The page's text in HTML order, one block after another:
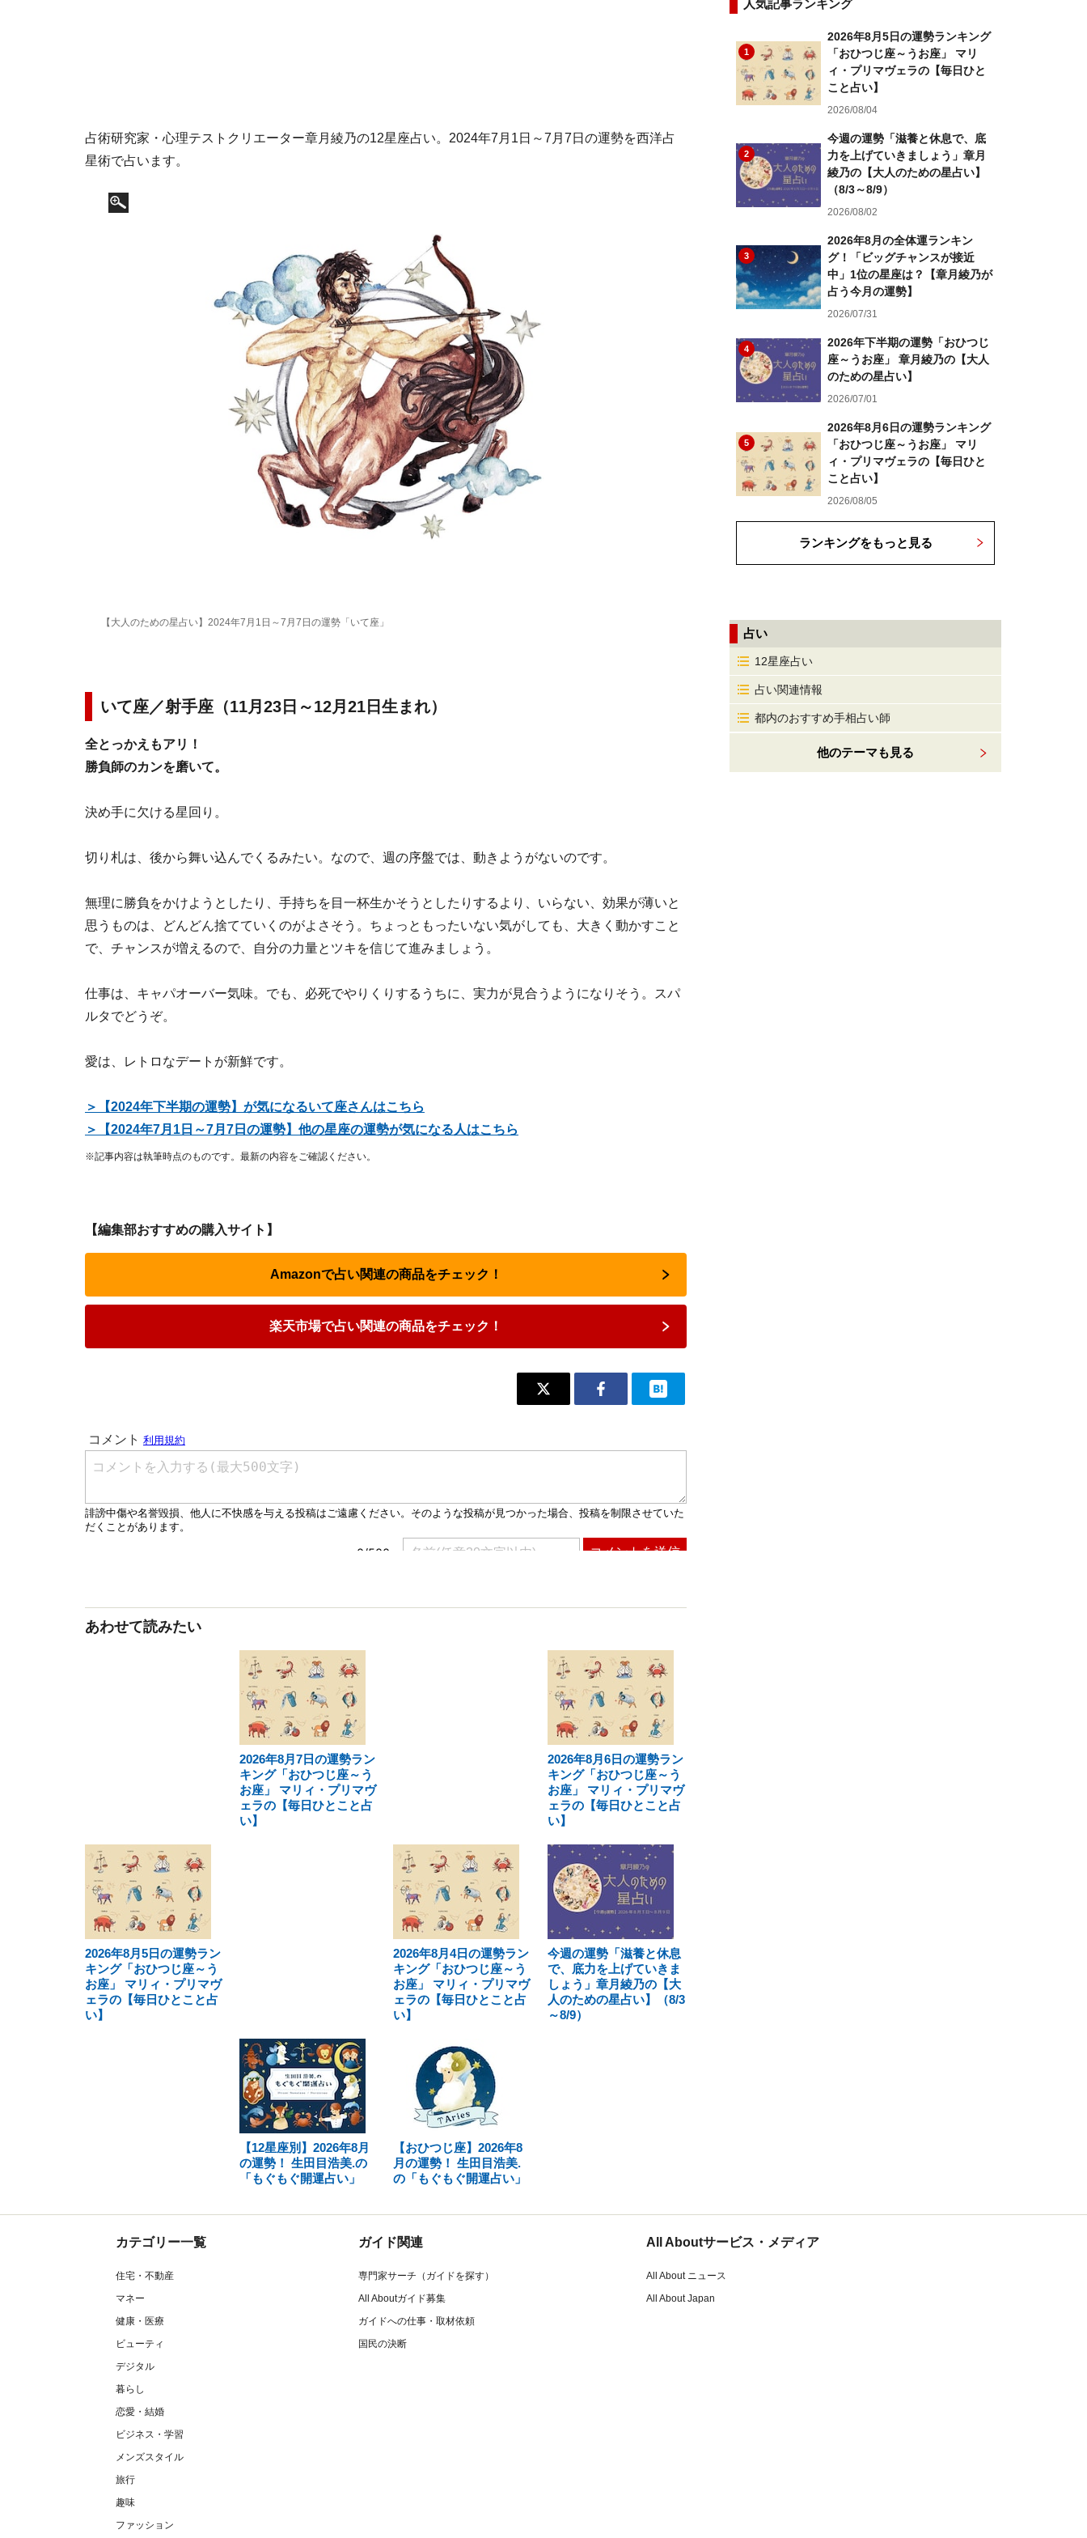
占術研究家・心理テストクリエーター章月綾乃の12星座占い。2024年7月1日～7月7日の運勢を西洋占
星術で占います。
【大人のための星占い】2024年7月1日～7月7日の運勢「いて座」
いて座／射手座（11月23日～12月21日生まれ）
全とっかえもアリ！
勝負師のカンを磨いて。
決め手に欠ける星回り。
切り札は、後から舞い込んでくるみたい。なので、週の序盤では、動きようがないのです。
無理に勝負をかけようとしたり、手持ちを目一杯生かそうとしたりするより、いらない、効果が薄いと
思うものは、どんどん捨てていくのがよさそう。ちょっともったいない気がしても、大きく動かすこと
で、チャンスが増えるので、自分の力量とツキを信じて進みましょう。
仕事は、キャパオーバー気味。でも、必死でやりくりするうちに、実力が見合うようになりそう。スパ
ルタでどうぞ。
愛は、レトロなデートが新鮮です。
＞【2024年下半期の運勢】が気になるいて座さんはこちら
＞【2024年7月1日～7月7日の運勢】他の星座の運勢が気になる人はこちら
※記事内容は執筆時点のものです。最新の内容をご確認ください。
【編集部おすすめの購入サイト】
Amazonで占い関連の商品をチェック！
楽天市場で占い関連の商品をチェック！
あわせて読みたい
2026年8月7日の運勢ラン
キング「おひつじ座～う
お座」 マリィ・プリマヴ
ェラの【毎日ひとこと占
い】
2026年8月6日の運勢ラン
キング「おひつじ座～う
お座」 マリィ・プリマヴ
ェラの【毎日ひとこと占
い】
2026年8月5日の運勢ラン
キング「おひつじ座～う
お座」 マリィ・プリマヴ
ェラの【毎日ひとこと占
い】
2026年8月4日の運勢ラン
キング「おひつじ座～う
お座」 マリィ・プリマヴ
ェラの【毎日ひとこと占
い】
今週の運勢「滋養と休息
で、底力を上げていきま
しょう」章月綾乃の【大
人のための星占い】（8/3
～8/9）
【12星座別】2026年8月
の運勢！ 生田目浩美.の
「もぐもぐ開運占い」
【おひつじ座】2026年8
月の運勢！ 生田目浩美.
の「もぐもぐ開運占い」
人気記事ランキング
1
2026年8月5日の運勢ランキング
「おひつじ座～うお座」 マリ
ィ・プリマヴェラの【毎日ひと
こと占い】
2026/08/04
2
今週の運勢「滋養と休息で、底
力を上げていきましょう」章月
綾乃の【大人のための星占い】
（8/3～8/9）
2026/08/02
3
2026年8月の全体運ランキン
グ！「ビッグチャンスが接近
中」1位の星座は？【章月綾乃が
占う今月の運勢】
2026/07/31
4
2026年下半期の運勢「おひつじ
座～うお座」 章月綾乃の【大人
のための星占い】
2026/07/01
5
2026年8月6日の運勢ランキング
「おひつじ座～うお座」 マリ
ィ・プリマヴェラの【毎日ひと
こと占い】
2026/08/05
ランキングをもっと見る
占い
12星座占い
占い関連情報
都内のおすすめ手相占い師
他のテーマも見る
カテゴリー一覧
住宅・不動産
マネー
健康・医療
ビューティ
デジタル
暮らし
恋愛・結婚
ビジネス・学習
メンズスタイル
旅行
趣味
ファッション
ガイド関連
専門家サーチ（ガイドを探す）
All Aboutガイド募集
ガイドへの仕事・取材依頼
国民の決断
All Aboutサービス・メディア
All About ニュース
All About Japan